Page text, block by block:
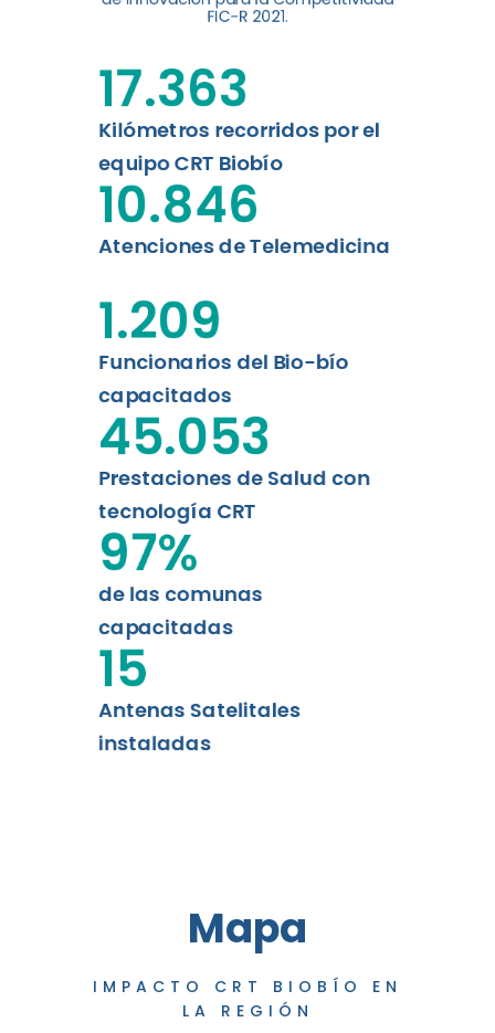
digital a los habitantes...
Leer más
FIC-R 2021.
Kilómetros recorridos por el
equipo CRT Biobío
17.363
Atenciones de Telemedicina
10.846
Funcionarios del Bio-bío
capacitados
1.209
Prestaciones de Salud con
tecnología CRT
45.053
de las comunas
capacitadas
97%
Antenas Satelitales
instaladas
15
Mapa
IMPACTO CRT BIOBÍO EN
LA REGIÓN